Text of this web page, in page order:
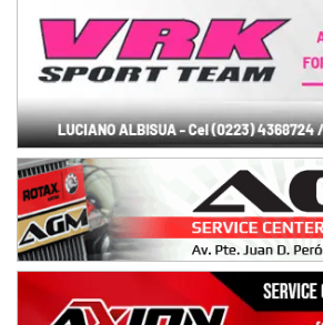
Emilio Parisi (Tierra)
25 de Mayo (Buenos Aires)